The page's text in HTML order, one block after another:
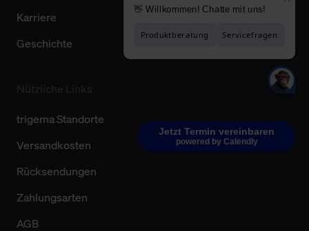
Jetzt Termin vereinbaren
powered by Calendly
Karriere
Geschichte
trigema Standorte
Versandkosten
Rücksendungen
Zahlungsarten
AGB